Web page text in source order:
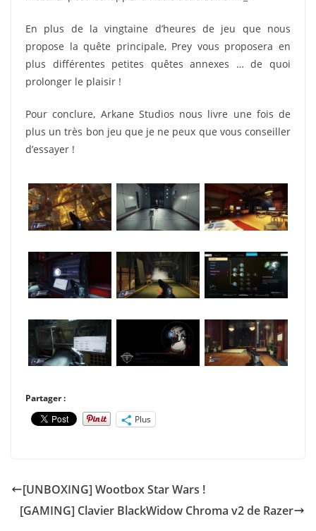
En plus de la vingtaine d’heures de jeu que nous
propose la quête principale, Prey vous proposera en
plus différentes petites quêtes annexes … de quoi
prolonger le plaisir !
Pour conclure, Arkane Studios nous livre une fois de
plus un très bon jeu que je ne peux que vous conseiller
d’essayer !
Partager :
Plus
[UNBOXING] Wootbox Star Wars !
[GAMING] Clavier BlackWidow Chroma v2 de Razer